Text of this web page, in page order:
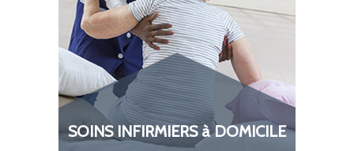
SOINS INFIRMIERS à DOMICILE